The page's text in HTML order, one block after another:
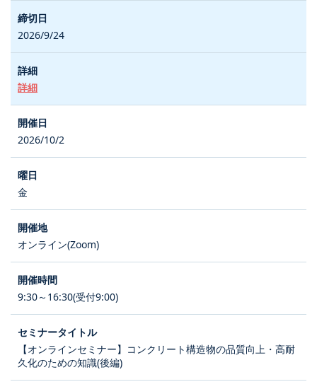
2026/9/24
詳細
2026/10/2
金
オンライン(Zoom)
9:30～16:30(受付9:00)
【オンラインセミナー】コンクリート構造物の品質向上・高耐
久化のための知識(後編)